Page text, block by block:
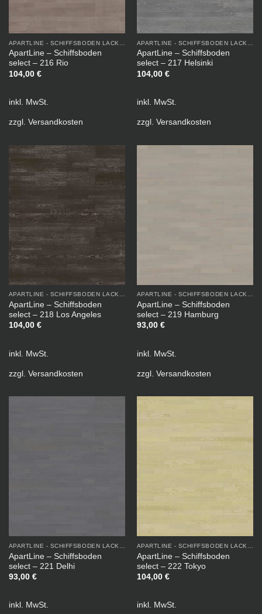
ApartLine – Schiffsboden
select – 216 Rio
104,00 €
inkl. MwSt.
zzgl. Versandkosten
ApartLine – Schiffsboden
select – 217 Helsinki
104,00 €
inkl. MwSt.
zzgl. Versandkosten
APARTLINE - SCHIFFSBODEN LACKIERT
ApartLine – Schiffsboden
select – 218 Los Angeles
104,00 €
inkl. MwSt.
zzgl. Versandkosten
APARTLINE - SCHIFFSBODEN LACKIERT
ApartLine – Schiffsboden
select – 219 Hamburg
93,00 €
inkl. MwSt.
zzgl. Versandkosten
ApartLine – Schiffsboden
select – 221 Delhi
93,00 €
inkl. MwSt.
ApartLine – Schiffsboden
select – 222 Tokyo
104,00 €
inkl. MwSt.